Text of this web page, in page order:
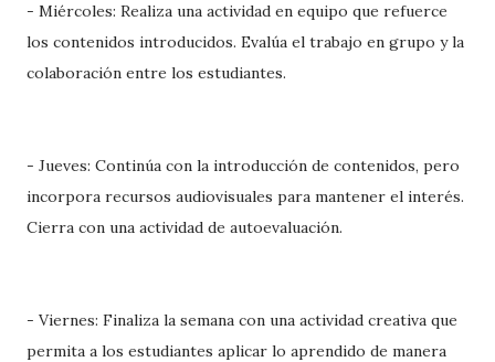
- Miércoles: Realiza una actividad en equipo que refuerce
los contenidos introducidos. Evalúa el trabajo en grupo y la
colaboración entre los estudiantes.
- Jueves: Continúa con la introducción de contenidos, pero
incorpora recursos audiovisuales para mantener el interés.
Cierra con una actividad de autoevaluación.
- Viernes: Finaliza la semana con una actividad creativa que
permita a los estudiantes aplicar lo aprendido de manera